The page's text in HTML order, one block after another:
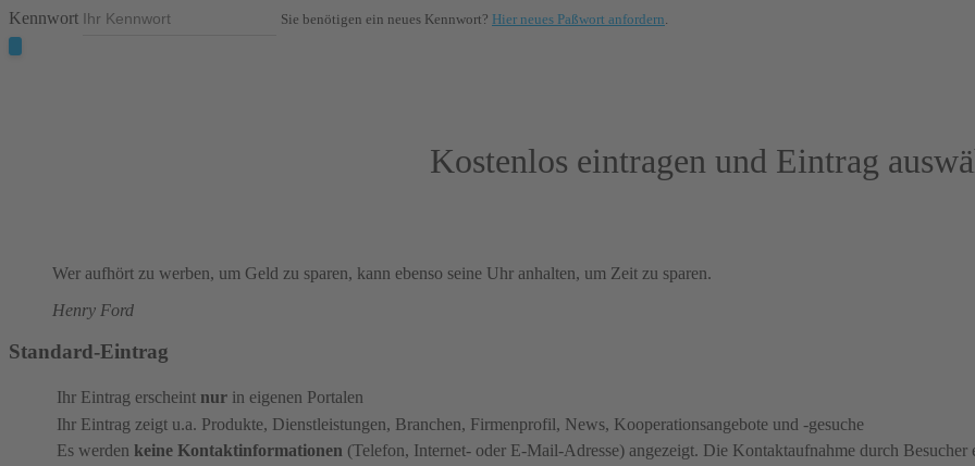
Kennwort
Sie benötigen ein neues Kennwort? Hier neues Paßwort anfordern.
Kostenlos eintragen und Eintrag
Wer aufhört zu werben, um Geld zu sparen, kann ebenso seine Uhr anhalten, um Zeit zu sparen.
Henry Ford
Standard-Eintrag
Ihr Eintrag erscheint nur in eigenen Portalen
Ihr Eintrag zeigt u.a. Produkte, Dienstleistungen, Branchen, Firmenprofil, News, Kooperationsangebote und -gesuche
Es werden keine Kontaktinformationen (Telefon, Internet- oder E-Mail-Adresse) angezeigt. Die Kontaktaufnahme durch